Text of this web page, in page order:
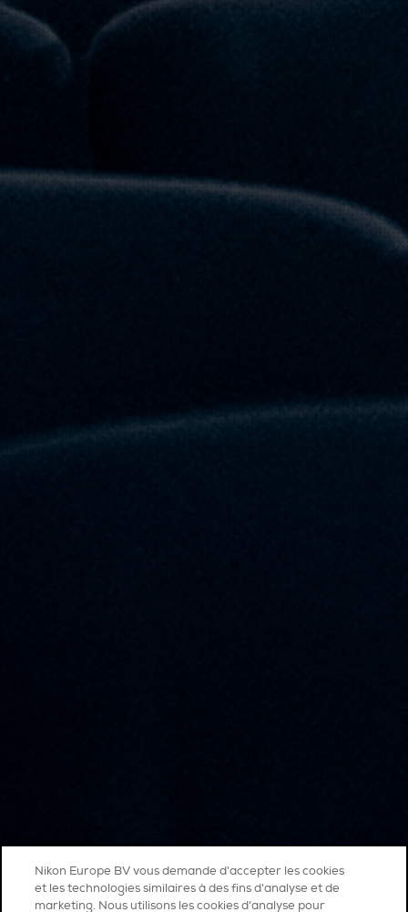
Nikon Europe BV vous demande d'accepter les cookies
et les technologies similaires à des fins d'analyse et de
marketing. Nous utilisons les cookies d’analyse pour